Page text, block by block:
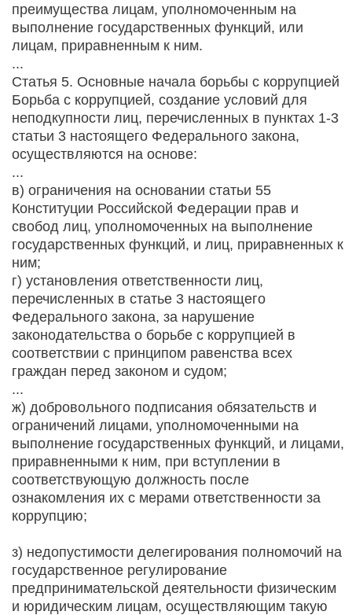
преимущества лицам, уполномоченным на
выполнение государственных функций, или
лицам, приравненным к ним.
...
Статья 5. Основные начала борьбы с коррупцией
Борьба с коррупцией, создание условий для
неподкупности лиц, перечисленных в пунктах 1-3
статьи 3 настоящего Федерального закона,
осуществляются на основе:
...
в) ограничения на основании статьи 55
Конституции Российской Федерации прав и
свобод лиц, уполномоченных на выполнение
государственных функций, и лиц, приравненных к
ним;
г) установления ответственности лиц,
перечисленных в статье 3 настоящего
Федерального закона, за нарушение
законодательства о борьбе с коррупцией в
соответствии с принципом равенства всех
граждан перед законом и судом;
...
ж) добровольного подписания обязательств и
ограничений лицами, уполномоченными на
выполнение государственных функций, и лицами,
приравненными к ним, при вступлении в
соответствующую должность после
ознакомления их с мерами ответственности за
коррупцию;
з) недопустимости делегирования полномочий на
государственное регулирование
предпринимательской деятельности физическим
и юридическим лицам, осуществляющим такую